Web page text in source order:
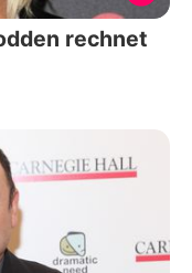
rechnet